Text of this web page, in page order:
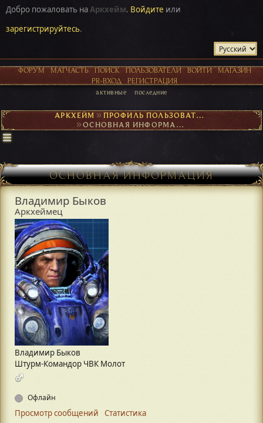
Добро пожаловать наАркхейм. Войдите или
зарегистрируйтесь.
ФОРУМ МАТЧАСТЬ ПОИСК ПОЛЬЗОВАТЕЛИ ВОЙТИ
МАГАЗИН
PR-ВХОД
РЕГИСТРАЦИЯ
активные последние
АРКХЕЙМ► ПРОФИЛЬ ПОЛЬЗОВАТЕЛЯ ВЛАДИМИР БЫКОВ
► ОСНОВНАЯ ИНФОРМАЦИЯ
ОСНОВНАЯ ИНФОРМАЦИЯ
Владимир Быков
Аркхеймец
Владимир Быков
Штурм-Командор ЧВК Молот
Офлайн
Просмотр сообщений
Статистика